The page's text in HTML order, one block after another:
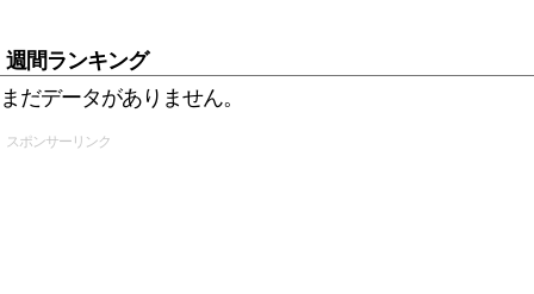
週間ランキング
まだデータがありません。
スポンサーリンク